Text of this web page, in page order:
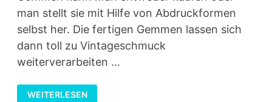
man stellt sie mit Hilfe von Abdruckformen
selbst her. Die fertigen Gemmen lassen sich
dann toll zu Vintageschmuck
weiterverarbeiten …
VINTAGESCHMUCK
MIT
WEITERLESEN